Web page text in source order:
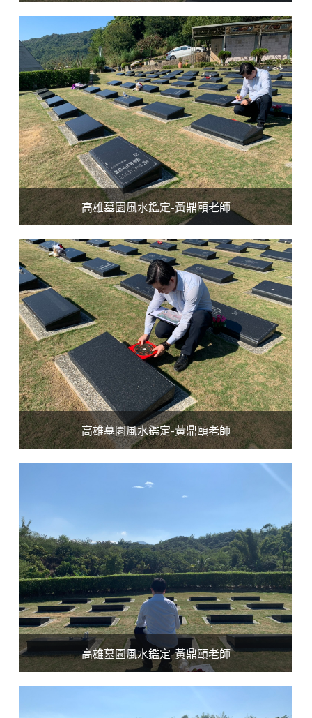
高雄墓園風水鑑定-黃鼎頤老師
高雄墓園風水鑑定-黃鼎頤老師
高雄墓園風水鑑定-黃鼎頤老師